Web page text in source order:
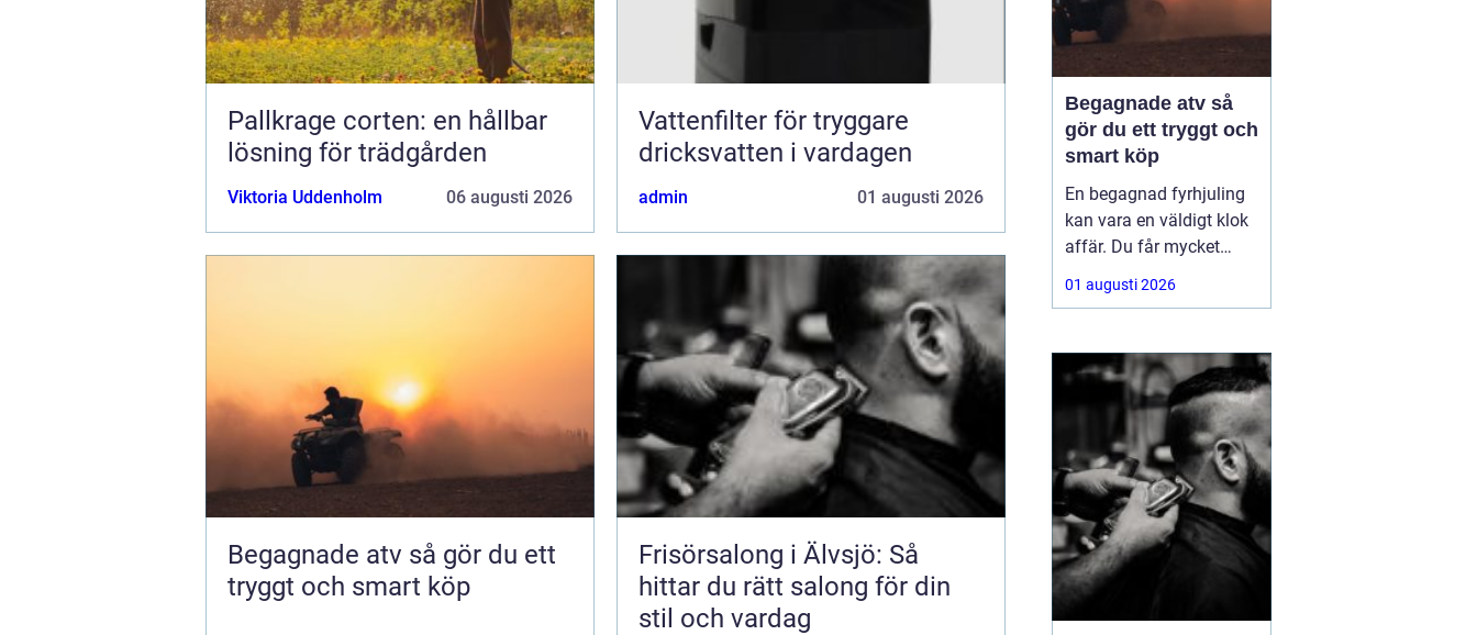
Pallkrage corten: en hållbar
lösning för trädgården
Viktoria Uddenholm 06 augusti 2026
Vattenfilter för tryggare
dricksvatten i vardagen
admin 01 augusti 2026
Begagnade atv så gör du ett
tryggt och smart köp
Frisörsalong i Älvsjö: Så
hittar du rätt salong för din
stil och vardag
Begagnade atv så
gör du ett tryggt och
smart köp
En begagnad fyrhjuling
kan vara en väldigt klok
affär. Du får mycket
funktion för pengarna
och slipper den största
ofta kommer direkt när
en maskin är ny.
Samtidigt kräver ett
andrahandsköp mer
eftertanke. Den som vill
köpa
01 augusti 2026